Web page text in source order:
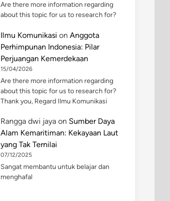
Are there more information regarding
about this topic for us to research for?
Ilmu Komunikasi on Anggota
Perhimpunan Indonesia: Pilar
Perjuangan Kemerdekaan
15/04/2026
Are there more information regarding
about this topic for us to research for?
Thank you, Regard Ilmu Komunikasi
Rangga dwi jaya on Sumber Daya
Alam Kemaritiman: Kekayaan Laut
yang Tak Ternilai
07/12/2025
Sangat membantu untuk belajar dan
menghafal